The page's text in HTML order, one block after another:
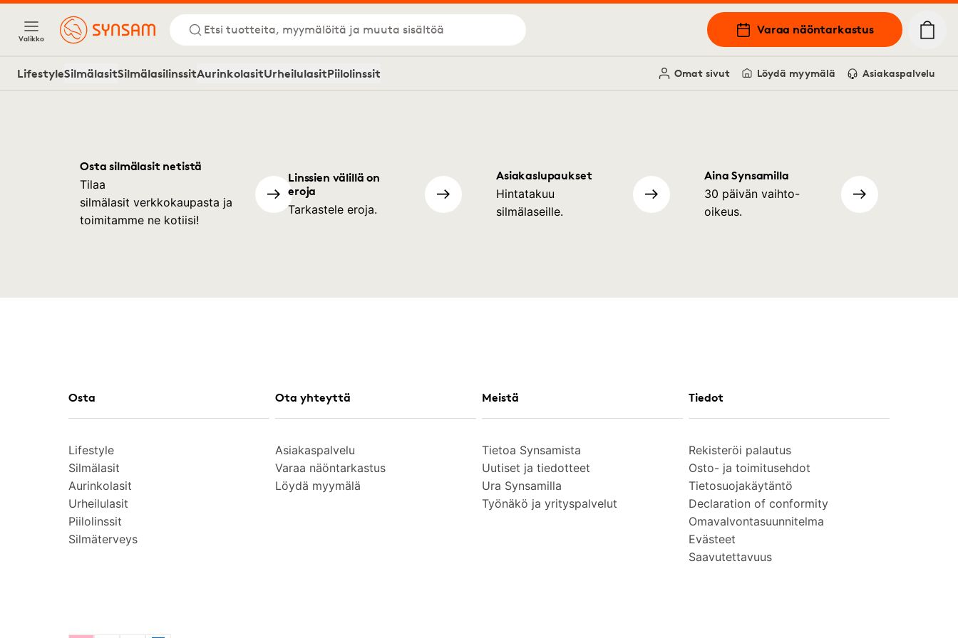
Valikko
Etsi tuotteita, myymälöitä ja muuta sisältöä Varaa näöntarkastus
LifestyleSilmälasitSilmälasilinssitAurinkolasitUrheilulasitPiilolinssit Omat sivut Löydä myymälä Asiakaspalvelu
Osta silmälasit netistä
Tilaa
silmälasit verkkokaupasta ja
toimitamme ne kotiisi!
Linssien välillä on
eroja
Tarkastele eroja.
Asiakaslupaukset
Hintatakuu
silmälaseille.
Aina Synsamilla
30 päivän vaihto-
oikeus.
Osta
Lifestyle
Silmälasit
Aurinkolasit
Urheilulasit
Piilolinssit
Silmäterveys
Ota yhteyttä
Asiakaspalvelu
Varaa näöntarkastus
Löydä myymälä
Meistä
Tietoa Synsamista
Uutiset ja tiedotteet
Ura Synsamilla
Työnäkö ja yrityspalvelut
Tiedot
Rekisteröi palautus
Osto- ja toimitusehdot
Tietosuojakäytäntö
Declaration of conformity
Omavalvontasuunnitelma
Evästeet
Saavutettavuus